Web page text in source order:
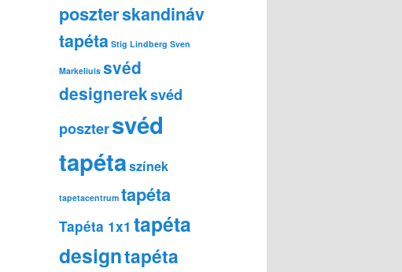
poszterskandináv
tapéta Stig Lindberg Sven
Markeliuis svéd
designereksvéd
posztersvéd
tapétaszínek
tapetacentrum tapéta
Tapéta 1x1 tapéta
designtapéta